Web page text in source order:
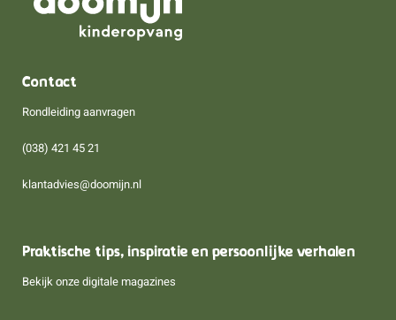
Contact
Rondleiding aanvragen
(038) 421 45 21
klantadvies@doomijn.nl
Praktische tips, inspiratie en persoonlijke verhalen
Bekijk onze digitale magazines